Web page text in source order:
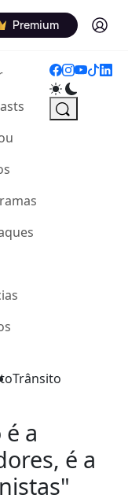
Premium Log in
(current)
Trânsito
a
é a